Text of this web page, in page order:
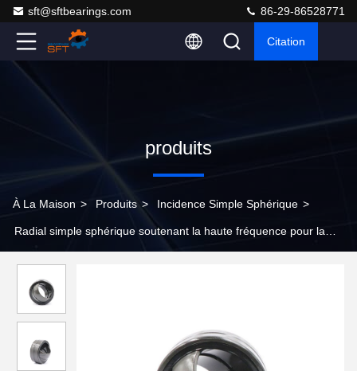
sft@sftbearings.com 86-29-86528771
Citation
produits
À La Maison > Produits > Incidence Simple Sphérique >
Radial simple sphérique soutenant la haute fréquence pour la